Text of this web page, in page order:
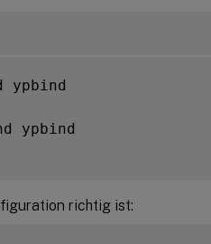
ypbind
ypbind
richtig ist: